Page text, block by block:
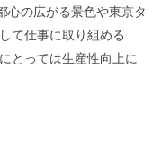
心の広がる景色や東京タ
て仕事に取り組める
とっては生産性向上に